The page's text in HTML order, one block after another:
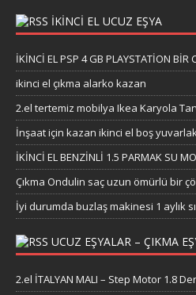
İKİNCİ EL UCUZ EŞYA
İKİNCİ EL PSP 4 GB PLAYSTATİON BİR
ikinci el çıkma alarko kazan
2.el tertemiz mobilya Ikea Karyola
İnşaat için kazan ikinci el boş
İKİNCİ EL BENZİNLİ 1.5 PARMAK SU
Çıkma Ondulin saç uzun ömürlü bir
İyi durumda buzlaş makinesi 1 aylık
UCUZ EŞYALAR – ÇIKMA
2.el İTALYAN MALI – Step Motor 1.8